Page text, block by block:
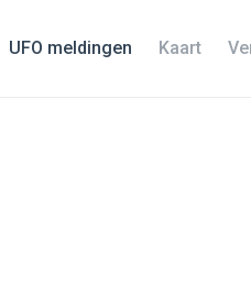
UFO meldingen Kaart